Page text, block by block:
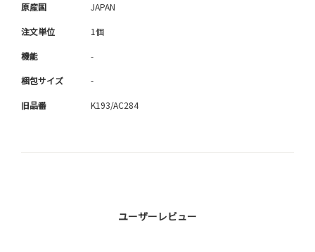
原産国 JAPAN
注文単位 1個
機能 -
梱包サイズ -
旧品番 K193/AC284
ユーザーレビュー